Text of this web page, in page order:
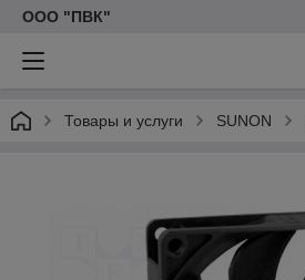
ООО "ПВК"
Товары и услуги SUNON